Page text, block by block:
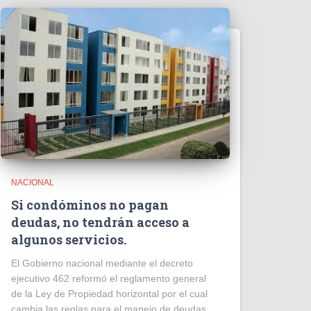
NACIONAL
Si condóminos no pagan
deudas, no tendrán acceso a
algunos servicios.
El Gobierno nacional mediante el decreto
ejecutivo 462 reformó el reglamento general
de la Ley de Propiedad horizontal por el cual